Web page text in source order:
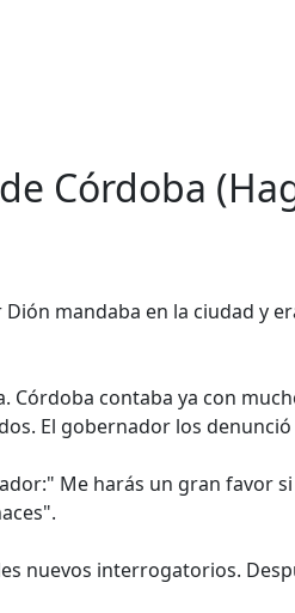
Córdoba
mandaba en la ciudad y
Córdoba contaba ya con
El gobernador los
Me harás un gran favor
nuevos interrogatorios.